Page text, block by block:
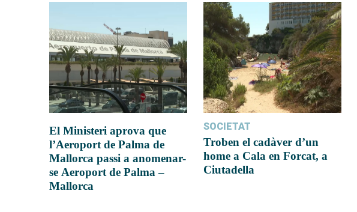
El Ministeri aprova que
l’Aeroport de Palma de
Mallorca passi a anomenar-
se Aeroport de Palma –
Mallorca
SOCIETAT
Troben el cadàver d’un
home a Cala en Forcat, a
Ciutadella